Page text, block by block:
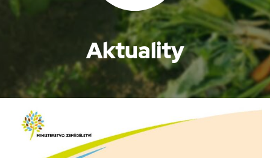
Aktuality